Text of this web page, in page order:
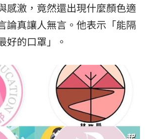
感激，竟然還出現什麼顏色適
論真讓人無言。他表示「能隔
好的口罩」。